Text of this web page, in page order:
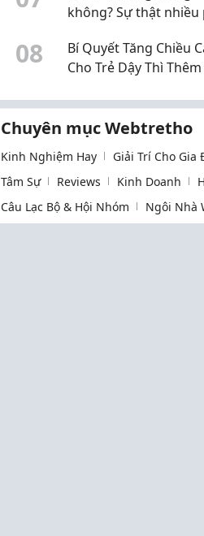
không? Sự thật nhiều
08
Bí Quyết Tăng Chiều
Cho Trẻ Dậy Thì
Chuyên mục Webtretho
Kinh Nghiệm Hay Giải Trí Cho Gia
Tâm Sự
Reviews Kinh Doanh
Câu Lạc Bộ & Hội Nhóm
Ngôi Nhà